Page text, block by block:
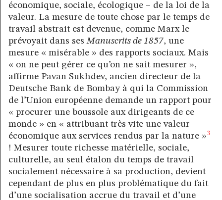
économique, sociale, écologique – de la loi de la
valeur. La mesure de toute chose par le temps de
travail abstrait est devenue, comme Marx le
prévoyait dans sesManuscrits de 1857, une
mesure « misérable » des rapports sociaux. Mais
« on ne peut gérer ce qu’on ne sait mesurer »,
affirme Pavan Sukhdev, ancien directeur de la
Deutsche Bank de Bombay à qui la Commission
de l’Union européenne demande un rapport pour
« procurer une boussole aux dirigeants de ce
monde » en « attribuant très vite une valeur
économique aux services rendus par la nature »3
! Mesurer toute richesse matérielle, sociale,
culturelle, au seul étalon du temps de travail
socialement nécessaire à sa production, devient
cependant de plus en plus problématique du fait
d’une socialisation accrue du travail et d’une